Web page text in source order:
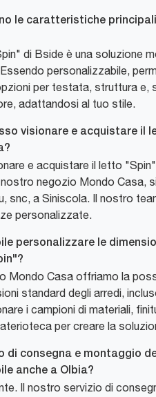
le caratteristiche
di Bside è una soluzione
personalizzabile,
per testata, struttura e,
adattandosi al tuo stile.
visionare e acquistare il
e acquistare il letto
negozio Mondo Casa,
snc, a Siniscola. Il nostro
personalizzate.
personalizzare le
Mondo Casa offriamo la
standard degli arredi,
i campioni di materiali,
per creare la
di consegna e montaggio
anche a Olbia?
Il nostro servizio di